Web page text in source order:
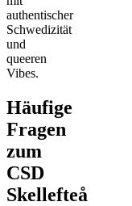
authentischer
Schwedizität
und
queeren
Vibes.
Häufige
Fragen
zum
CSD
Skellefteå